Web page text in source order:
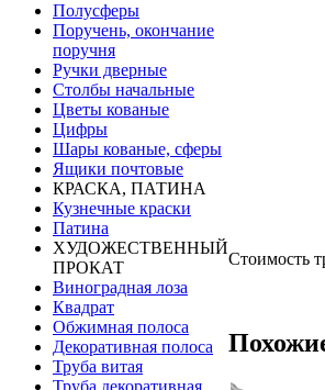
Полусферы
Поручень, окончание
поручня
Ручки дверные
Столбы начальные
Цветы кованые
Цифры
Шары кованые, сферы
Ящики почтовые
КРАСКА, ПАТИНА
Кузнечные краски
Патина
ХУДОЖЕСТВЕННЫЙ
ПРОКАТ
Виноградная лоза
Квадрат
Обжимная полоса
Декоративная полоса
Труба витая
Труба декоративная
Стоимость